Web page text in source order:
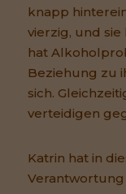
knapp
vierzig, und
hat
Beziehung zu
sich.
verteidigen
Katrin hat in
Verantwortung